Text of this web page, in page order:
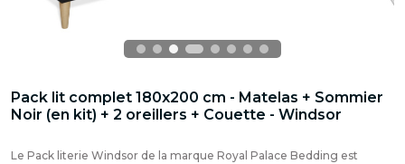
Pack lit complet 180x200 cm - Matelas + Sommier
Noir (en kit) + 2 oreillers + Couette - Windsor
Le Pack literie Windsor de la marque Royal Palace Bedding est